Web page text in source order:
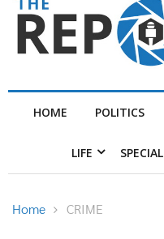
HOME POLITICS
LIFE SPECIAL
Home CRIME